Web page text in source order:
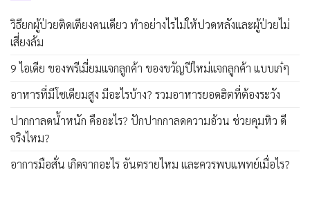
วิธียกผู้ป่วยติดเตียงคนเดียว ทำอย่างไรไม่ให้ปวดหลังและผู้ป่วยไม่
เสี่ยงล้ม
9 ไอเดีย ของพรีเมี่ยมแจกลูกค้า ของขวัญปีใหม่แจกลูกค้า แบบเก๋ๆ
อาหารที่มีโซเดียมสูง มีอะไรบ้าง? รวมอาหารยอดฮิตที่ต้องระวัง
ปากกาลดน้ำหนัก คืออะไร? ปักปากกาลดความอ้วน ช่วยคุมหิว ดี
จริงไหม?
อาการมือสั่น เกิดจากอะไร อันตรายไหม และควรพบแพทย์เมื่อไร?